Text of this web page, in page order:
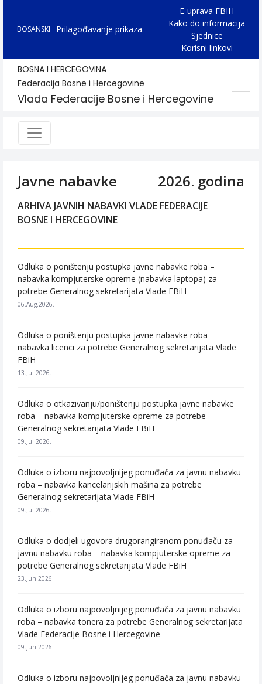
BOSANSKI Prilagođavanje prikaza
E-uprava FBIH
Kako do informacija
Sjednice
Korisni linkovi
BOSNA I HERCEGOVINA
Federacija Bosne i Hercegovine
Vlada Federacije Bosne i Hercegovine
Javne nabavke 2026. godina
ARHIVA JAVNIH NABAVKI VLADE FEDERACIJE
BOSNE I HERCEGOVINE
Odluka o poništenju postupka javne nabavke roba –
nabavka kompjuterske opreme (nabavka laptopa) za
potrebe Generalnog sekretarijata Vlade FBiH
06.Aug.2026.
Odluka o poništenju postupka javne nabavke roba –
nabavka licenci za potrebe Generalnog sekretarijata Vlade
FBiH
13.Jul.2026.
Odluka o otkazivanju/poništenju postupka javne nabavke
roba – nabavka kompjuterske opreme za potrebe
Generalnog sekretarijata Vlade FBiH
09.Jul.2026.
Odluka o izboru najpovoljnijeg ponuđača za javnu nabavku
roba – nabavka kancelarijskih mašina za potrebe
Generalnog sekretarijata Vlade FBiH
09.Jul.2026.
Odluka o dodjeli ugovora drugorangiranom ponuđaču za
javnu nabavku roba – nabavka kompjuterske opreme za
potrebe Generalnog sekretarijata Vlade FBiH
23.Jun.2026.
Odluka o izboru najpovoljnijeg ponuđača za javnu nabavku
roba – nabavka tonera za potrebe Generalnog sekretarijata
Vlade Federacije Bosne i Hercegovine
09.Jun.2026.
Odluka o izboru najpovoljnijeg ponuđača za javnu nabavku